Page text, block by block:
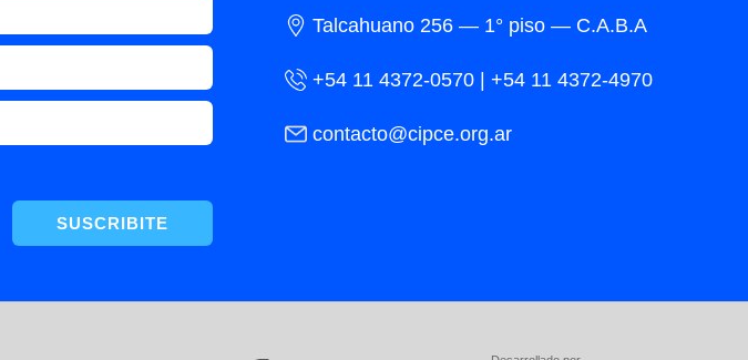
SUSCRIBITE
Talcahuano 256 — 1° piso — C.A.B.A
+54 11 4372-0570 | +54 11 4372-4970
contacto@cipce.org.ar